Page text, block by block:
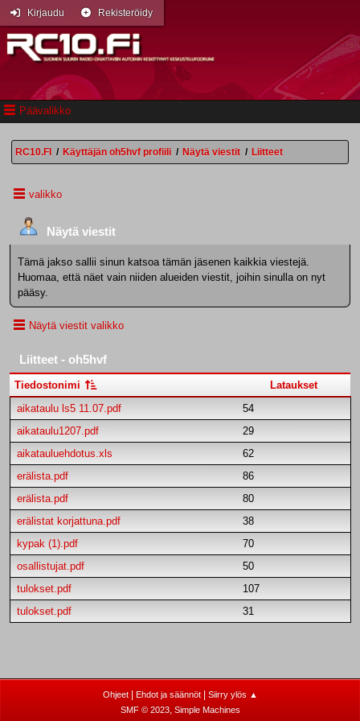
Päävalikko
Kirjaudu Rekisteröidy
RC10.FI / Käyttäjän oh5hvf profiili / Näytä viestit / Liitteet
valikko
Näytä viestit
Tämä jakso sallii sinun katsoa tämän jäsenen kaikkia viestejä.
Huomaa, että näet vain niiden alueiden viestit, joihin sinulla on nyt
pääsy.
Näytä viestit valikko
Liitteet - oh5hvf
Tiedostonimi
Lataukset
aikataulu ls5 11.07.pdf
54
aikataulu1207.pdf
29
aikatauluehdotus.xls
62
erälista.pdf
86
erälista.pdf
80
erälistat korjattuna.pdf
38
kypak (1).pdf
70
osallistujat.pdf
50
tulokset.pdf
107
tulokset.pdf
31
Ohjeet| Ehdot ja säännöt|
Siirry ylös ▲
SMF © 2023, Simple Machines